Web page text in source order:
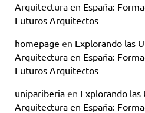
Arquitectura en España:
Futuros Arquitectos
homepage en Explorando las
Arquitectura en España:
Futuros Arquitectos
unipariberia en Explorando las
Arquitectura en España: